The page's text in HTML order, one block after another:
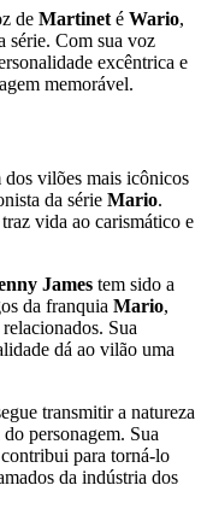
de Martineté Wario,
série. Com sua voz
excêntrica e
memorável.
dos vilões mais icônicos
da série Mario.
traz vida ao carismático e
James tem sido a
da franquia Mario,
Sua
dá ao vilão uma
transmitir a natureza
personagem. Sua
para torná-lo
da indústria dos